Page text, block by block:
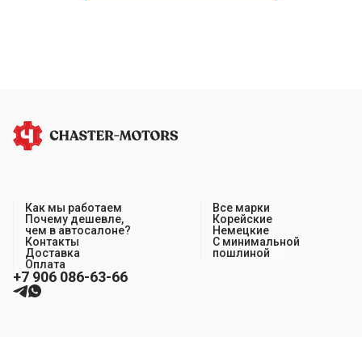
Как мы работаем
Почему дешевле,
чем в автосалоне?
Контакты
Доставка
Оплата
Все марки
Корейские
Немецкие
С минимальной
пошлиной
+7 906 086-63-66